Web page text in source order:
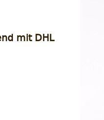
mit DHL